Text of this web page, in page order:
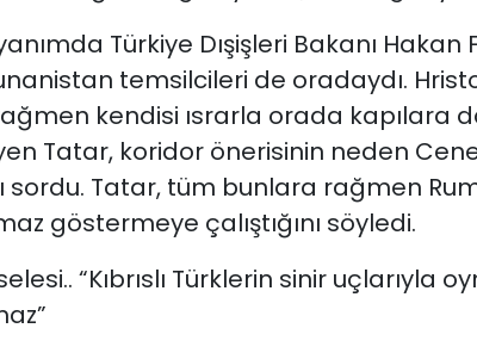
Türkiye Dışişleri Bakanı Hakan
temsilcileri de oradaydı.
kendisi ısrarla orada kapılara
Tatar, koridor önerisinin neden
sordu. Tatar, tüm bunlara rağmen
göstermeye çalıştığını söyledi.
“Kıbrıslı Türklerin sinir uçlarıyla